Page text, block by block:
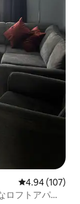
レビュー107
4.94 (107)
ロフトアパー